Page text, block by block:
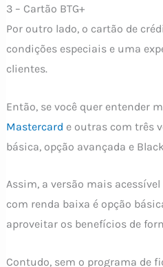
3 – Cartão BTG+
Por outro lado, o cartão de
condições especiais e uma
clientes.
Então, se você quer entender
Mastercard e outras com três
básica, opção avançada e
Assim, a versão mais
com renda baixa é opção
aproveitar os benefícios de
Contudo, sem o programa de